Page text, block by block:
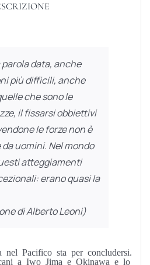
data, anche
più difficili, anche
che sono le
il fissarsi obbiettivi
le forze non è
uomini. Nel mondo
atteggiamenti
erano quasi la
di Alberto Leoni)
Pacifico sta per concludersi.
a Iwo Jima e Okinawa e lo